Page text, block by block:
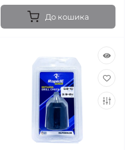
До кошика